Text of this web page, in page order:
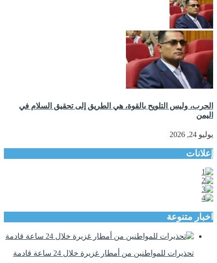
الحرب، وليس التلويح بالقوة، هي الطريق إلى تحقيق السلام في
اليمن
يوليو 24, 2026
إعلانات
اخبار متنوعة
تحذيرات للمواطنين من أمطار غزيرة خلال 24 ساعة قادمة